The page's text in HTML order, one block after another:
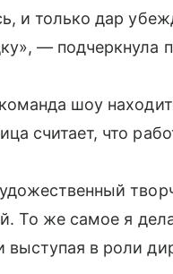
и только дар
— подчеркнула
шоу
считает, что
То же самое я
выступая в роли